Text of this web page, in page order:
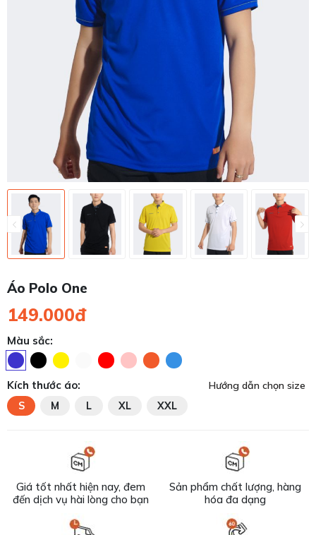
Áo Polo One
149.000đ
Màu sắc:
Kích thước áo: Hướng dẫn chọn size
S M L XL XXL
Giá tốt nhất hiện nay, đem
đến dịch vụ hài lòng cho bạn
Sản phẩm chất lượng, hàng
hóa đa dạng